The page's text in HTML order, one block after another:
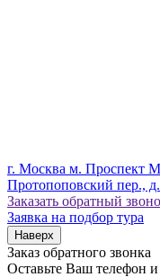
г. Москва м. Проспект
Протопоповский пер.,
Заказать обратный
Заявка на подбор тура
Наверх
Заказ обратного звонка
Оставьте Ваш телефон